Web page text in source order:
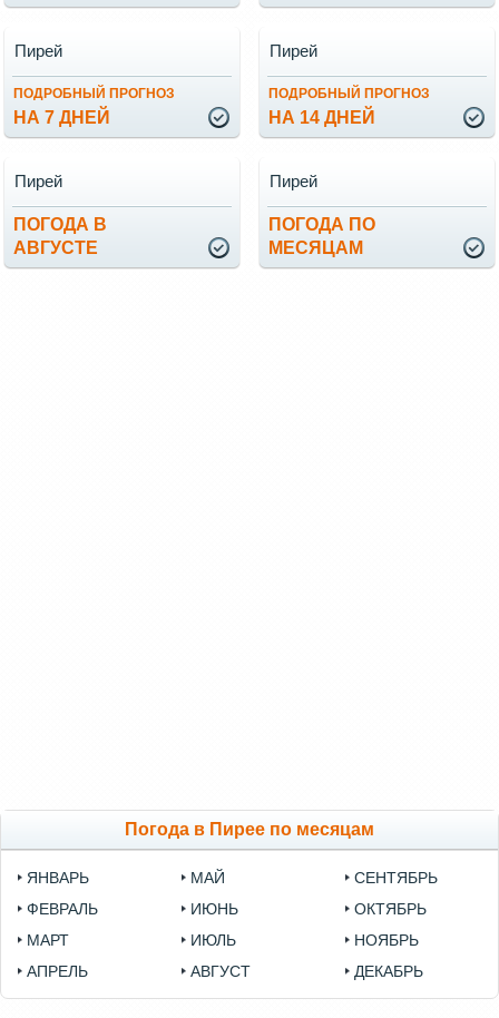
ПОДРОБНЫЙ ПРОГНОЗ
НА 7 ДНЕЙ
Пирей
ПОДРОБНЫЙ ПРОГНОЗ
НА 14 ДНЕЙ
Пирей
ПОГОДА В
АВГУСТЕ
Пирей
ПОГОДА ПО
МЕСЯЦАМ
Пирей
Погода в Пирее по месяцам
ЯНВАРЬ
ФЕВРАЛЬ
МАРТ
АПРЕЛЬ
МАЙ
ИЮНЬ
ИЮЛЬ
АВГУСТ
СЕНТЯБРЬ
ОКТЯБРЬ
НОЯБРЬ
ДЕКАБРЬ